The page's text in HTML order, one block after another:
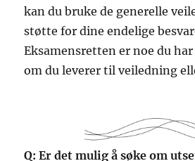
kan du bruke de generelle
støtte for dine endelige
Eksamensretten er noe du
om du leverer til veiledning
Q: Er det mulig å søke om